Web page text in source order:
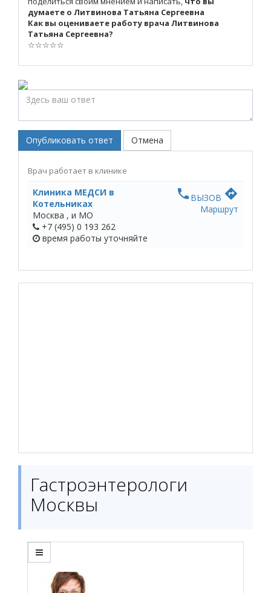
думаете о Литвинова Татьяна Сергеевна
Как вы оцениваете работу врача Литвинова
Татьяна Сергеевна?
☆☆☆☆☆
Опубликовать ответ Отмена
Врач работает в клинике
Клиника МЕДСИ в
Котельниках
Москва , и МО
+7 (495) 0 193 262
время работы уточняйте
phone ВЫЗОВ directions
Маршрут
Гастроэнтерологи
Москвы